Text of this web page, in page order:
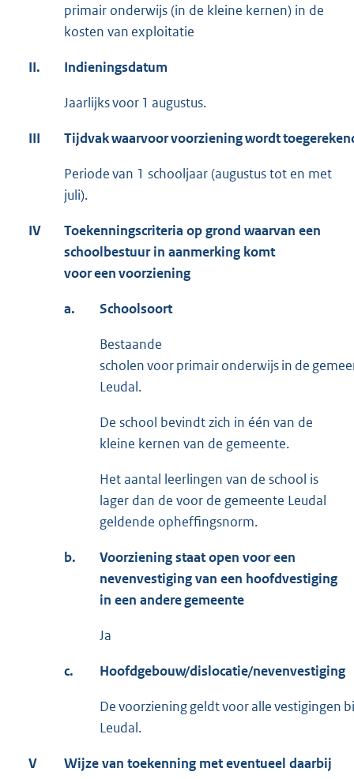
primair onderwijs (in de kleine kernen) in de
kosten van exploitatie
II. Indieningsdatum
Jaarlijks voor 1 augustus.
III Tijdvak waarvoor voorziening wordt
Periode van 1 schooljaar (augustus tot en met
juli).
IV
Toekenningscriteria op grond waarvan een
schoolbestuur in aanmerking komt
voor een voorziening
a. Schoolsoort
Bestaande
scholen voor primair onderwijs in de
Leudal.
De school bevindt zich in één van de
kleine kernen van de gemeente.
Het aantal leerlingen van de school is
lager dan de voor de gemeente Leudal
geldende opheffingsnorm.
b.
Voorziening staat open voor een
nevenvestiging van een hoofdvestiging
in een andere gemeente
Ja
c. Hoofdgebouw/dislocatie/nevenvestiging
De voorziening geldt voor alle vestigingen
Leudal.
V
Wijze van toekenning met eventueel daarbij